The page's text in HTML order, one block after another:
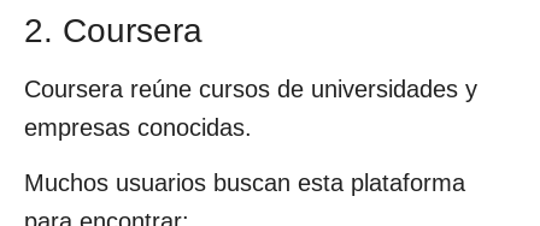
2. Coursera
Coursera reúne cursos de universidades y
empresas conocidas.
Muchos usuarios buscan esta plataforma